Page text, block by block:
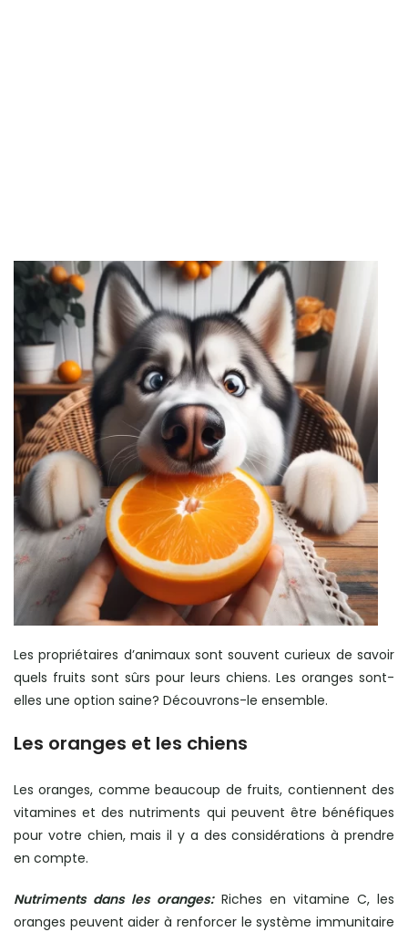
Les propriétaires d’animaux sont souvent curieux de savoir
quels fruits sont sûrs pour leurs chiens. Les oranges sont-
elles une option saine? Découvrons-le ensemble.
Les oranges et les chiens
Les oranges, comme beaucoup de fruits, contiennent des
vitamines et des nutriments qui peuvent être bénéfiques
pour votre chien, mais il y a des considérations à prendre
en compte.
Nutriments dans les oranges:Riches en vitamine C, les
oranges peuvent aider à renforcer le système immunitaire